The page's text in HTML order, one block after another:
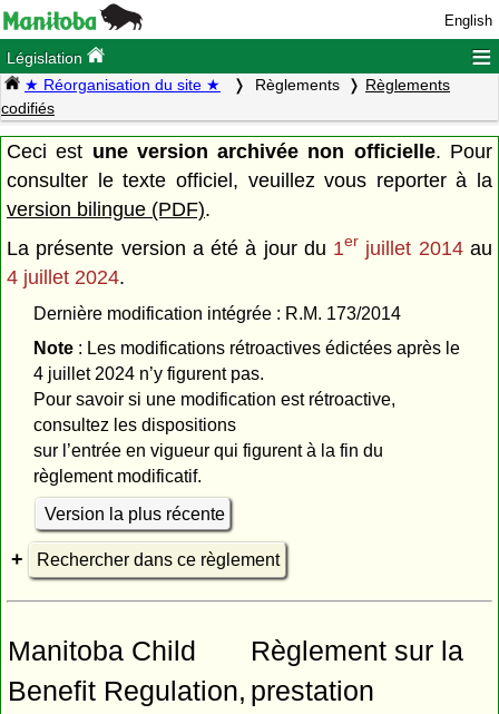
English
Législation ≡
★ Réorganisation du site ★ Règlements
Règlements
codifiés
Ceci est une version archivée non officielle. Pour
consulter le texte officiel, veuillez vous reporter à la
version bilingue (PDF).
La présente version a été à jour du 1er juillet 2014au
4 juillet 2024.
Dernière modification intégrée : R.M. 173/2014
Note: Les modifications rétroactives édictées après le
4 juillet 2024 n’y figurent pas.
Pour savoir si une modification est rétroactive,
consultez les dispositions
sur l’entrée en vigueur qui figurent à la fin du
règlement modificatif.
Version la plus récente
Rechercher dans ce règlement
Manitoba Child
Benefit Regulation,
Règlement sur la
prestation